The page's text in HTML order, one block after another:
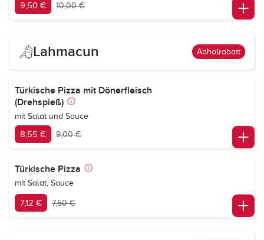
9,50 € 10,00 €
Lahmacun Abholrabatt
Türkische Pizza mit Dönerfleisch
(Drehspieß)
mit Salat und Sauce
8,55 € 9,00 €
Türkische Pizza
mit Salat, Sauce
7,12 € 7,50 €